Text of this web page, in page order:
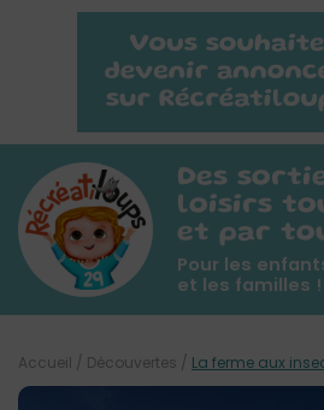
Des
loisirs
et par
Pour les
et les familles !
Accueil / Découvertes / La ferme aux